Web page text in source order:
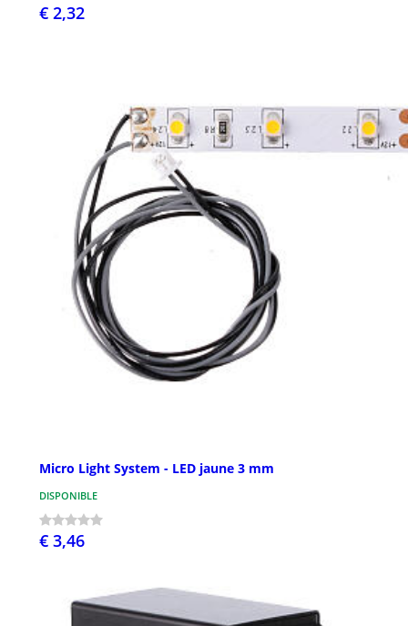
€ 2,32
Micro Light System - LED jaune 3 mm
DISPONIBLE
€ 3,46